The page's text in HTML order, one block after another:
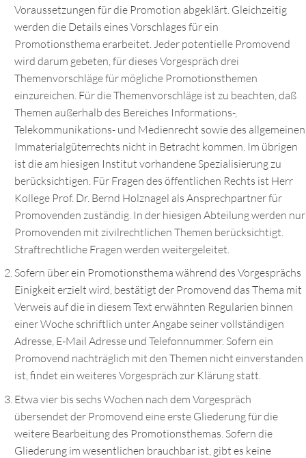
Voraussetzungen für die Promotion abgeklärt. Gleichzeitig
werden die Details eines Vorschlages für ein
Promotionsthema erarbeitet. Jeder potentielle Promovend
wird darum gebeten, für dieses Vorgespräch drei
Themenvorschläge für mögliche Promotionsthemen
einzureichen. Für die Themenvorschläge ist zu beachten, daß
Themen außerhalb des Bereiches Informations-,
Telekommunikations- und Medienrecht sowie des allgemeinen
Immaterialgüterrechts nicht in Betracht kommen. Im übrigen
ist die am hiesigen Institut vorhandene Spezialisierung zu
berücksichtigen. Für Fragen des öffentlichen Rechts ist Herr
Kollege Prof. Dr. Bernd Holznagel als Ansprechpartner für
Promovenden zuständig. In der hiesigen Abteilung werden nur
Promovenden mit zivilrechtlichen Themen berücksichtigt.
Straftrechtliche Fragen werden weitergeleitet.
Sofern über ein Promotionsthema während des Vorgesprächs
Einigkeit erzielt wird, bestätigt der Promovend das Thema mit
Verweis auf die in diesem Text erwähnten Regularien binnen
einer Woche schriftlich unter Angabe seiner vollständigen
Adresse, E-Mail Adresse und Telefonnummer. Sofern ein
Promovend nachträglich mit den Themen nicht einverstanden
ist, findet ein weiteres Vorgespräch zur Klärung statt.
Etwa vier bis sechs Wochen nach dem Vorgespräch
übersendet der Promovend eine erste Gliederung für die
weitere Bearbeitung des Promotionsthemas. Sofern die
Gliederung im wesentlichen brauchbar ist, gibt es keine